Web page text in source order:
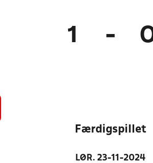
1 -
Færdigspillet
LØR. 23-11-2024